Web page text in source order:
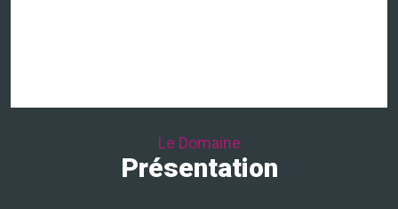
Le Domaine
Présentation